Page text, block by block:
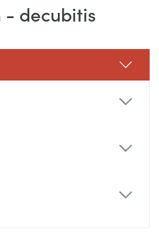
- decubitis